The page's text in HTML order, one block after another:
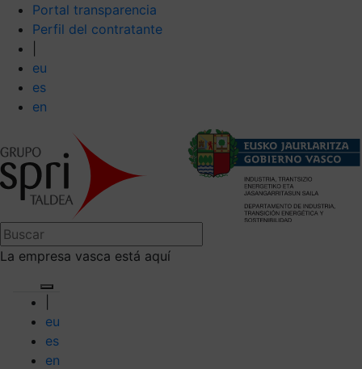
Portal transparencia
Perfil del contratante
eu
es
en
La empresa vasca está aquí
eu
es
en